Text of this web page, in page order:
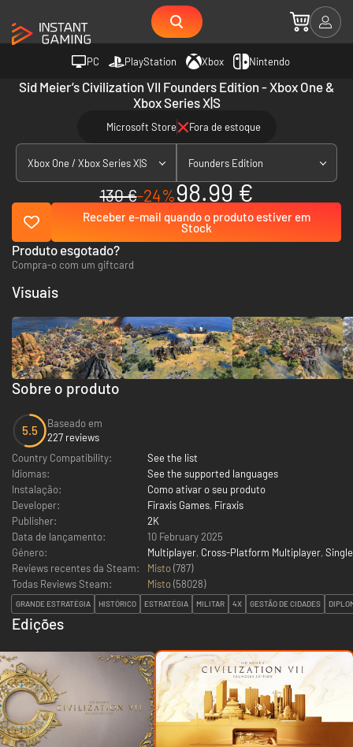
PC PlayStation Xbox Nintendo
Sid Meier’s Civilization VII Founders Edition - Xbox One &
Xbox Series X|S
Microsoft Store Fora de estoque
Xbox One / Xbox Series X|S Founders Edition
130 €-24%98.99 €
Receber e-mail quando o produto estiver em
Stock
Produto esgotado?
Compra-o com um giftcard
Sobre o produto
5.5
Baseado em
227 reviews
Country Compatibility:
See the list
Idiomas:
See the supported languages
Instalação:
Como ativar o seu produto
Developer:
Firaxis Games, Firaxis
Publisher:
2K
Data de lançamento:
10 February 2025
Género:
Multiplayer, Cross-Platform Multiplayer,
Reviews recentes da Steam:
Misto(787)
Todas Reviews Steam:
Misto(58028)
GRANDE ESTRATÉGIA HISTÓRICO ESTRATÉGIA MILITAR 4X GESTÃO DE CIDADES
Edições
Visuais